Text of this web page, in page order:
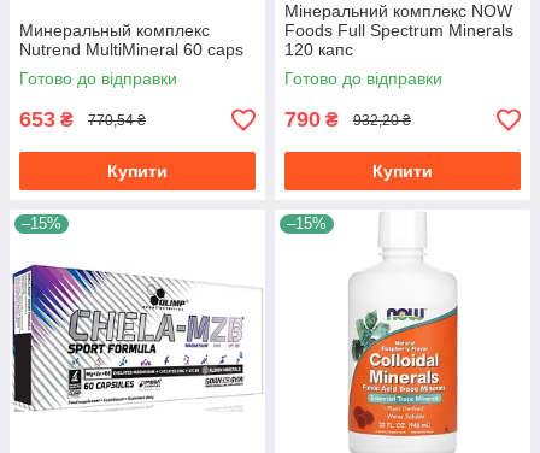
Минеральный комплекс
Nutrend MultiMineral 60 caps
Готово до відправки
653 ₴ 770,54 ₴
Купити
Мінеральний комплекс NOW
Foods Full Spectrum Minerals
120 капс
Готово до відправки
790 ₴ 932,20 ₴
Купити
–15% –15%